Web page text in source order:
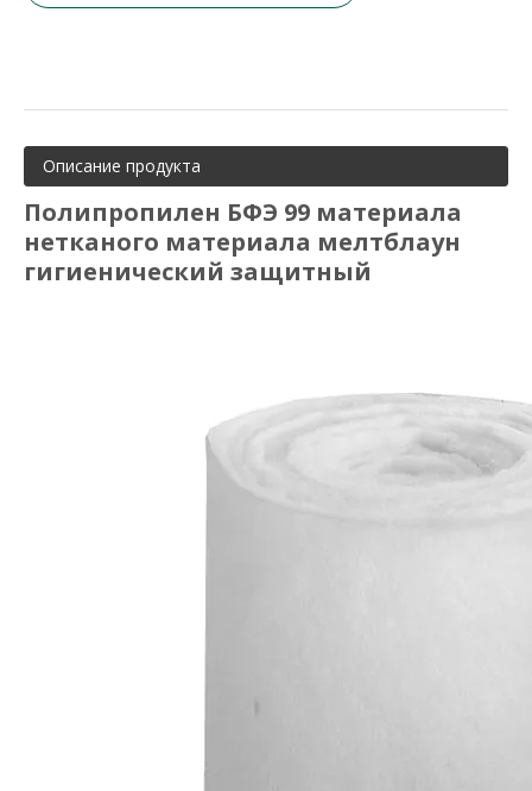
Описание продукта
Полипропилен БФЭ 99 материала
нетканого материала мелтблаун
гигиенический защитный